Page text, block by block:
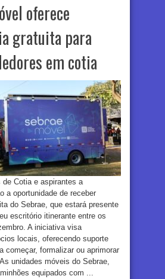
oferece
gratuita para
em cotia
de Cotia e aspirantes a
a oportunidade de receber
do Sebrae, que estará presente
escritório itinerante entre os
A iniciativa visa
locais, oferecendo suporte
começar, formalizar ou aprimorar
unidades móveis do Sebrae,
equipados com ...